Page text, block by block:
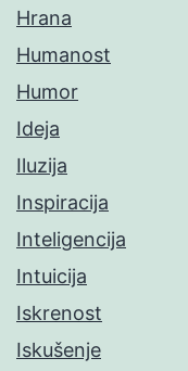
Hrana
Humanost
Humor
Ideja
Iluzija
Inspiracija
Inteligencija
Intuicija
Iskrenost
Iskušenje